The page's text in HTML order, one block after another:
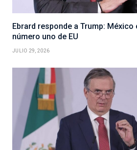
Ebrard responde a Trump: México
número uno de EU
JULIO 29, 2026